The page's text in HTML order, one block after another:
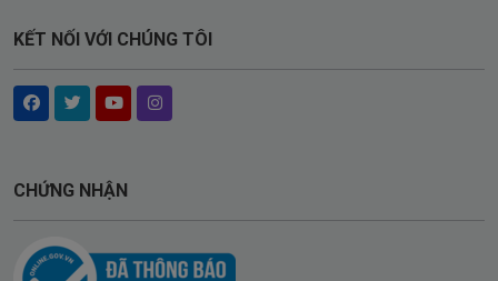
KẾT NỐI VỚI CHÚNG TÔI
CHỨNG NHẬN